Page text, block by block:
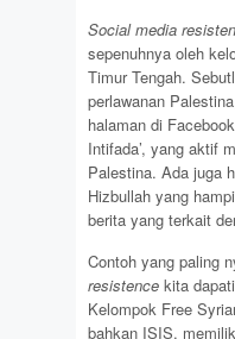
Social media
sepenuhnya oleh
Timur Tengah.
perlawanan
halaman di
Intifada’, yang aktif
Palestina. Ada juga
Hizbullah yang
berita yang terkait
Contoh yang paling
resistence kita
Kelompok Free
bahkan ISIS,